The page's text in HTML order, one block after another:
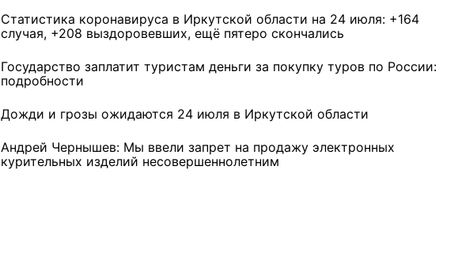
Статистика коронавируса в Иркутской области на 24 июля: +164
случая, +208 выздоровевших, ещё пятеро скончались
Государство заплатит туристам деньги за покупку туров по России:
подробности
Дожди и грозы ожидаются 24 июля в Иркутской области
Андрей Чернышев: Мы ввели запрет на продажу электронных
курительных изделий несовершеннолетним